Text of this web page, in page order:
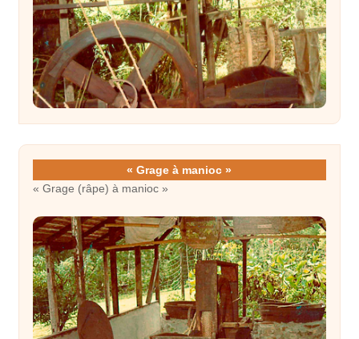
« Grage à manioc »
« Grage (râpe) à manioc »